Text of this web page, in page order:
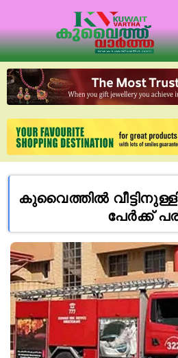
കുവൈത്തിൽ
പേർക്ക്